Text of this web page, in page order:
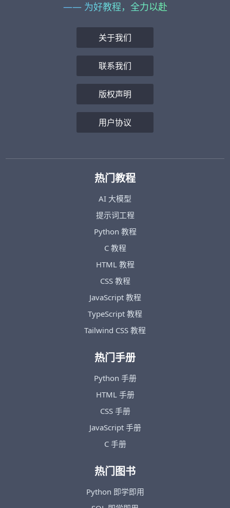
—— 为好教程，全力以赴
关于我们
联系我们
版权声明
用户协议
热门教程
AI 大模型
提示词工程
Python 教程
C 教程
HTML 教程
CSS 教程
JavaScript 教程
TypeScript 教程
Tailwind CSS 教程
热门手册
Python 手册
HTML 手册
CSS 手册
JavaScript 手册
C 手册
热门图书
Python 即学即用